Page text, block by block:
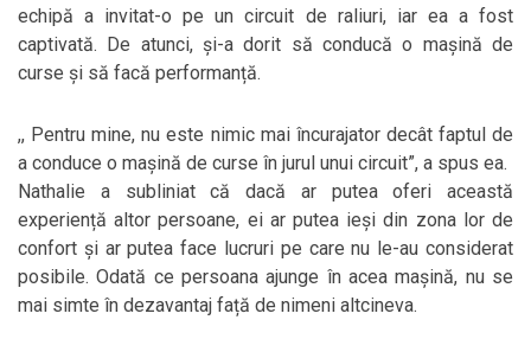
echipă a invitat-o pe un circuit de raliuri, iar ea a fost
captivată. De atunci, și-a dorit să conducă o mașină de
curse și să facă performanță.
,, Pentru mine, nu este nimic mai încurajator decât faptul de
a conduce o mașină de curse în jurul unui circuit”, a spus ea.
Nathalie a subliniat că dacă ar putea oferi această
experiență altor persoane, ei ar putea ieși din zona lor de
confort și ar putea face lucruri pe care nu le-au considerat
posibile. Odată ce persoana ajunge în acea mașină, nu se
mai simte în dezavantaj față de nimeni altcineva.